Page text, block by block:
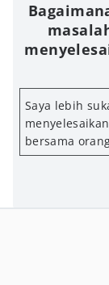
Saya lebih
bersama